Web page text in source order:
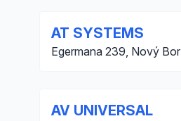
AT SYSTEMS
Egermana 239, Nový Bor
AV UNIVERSAL